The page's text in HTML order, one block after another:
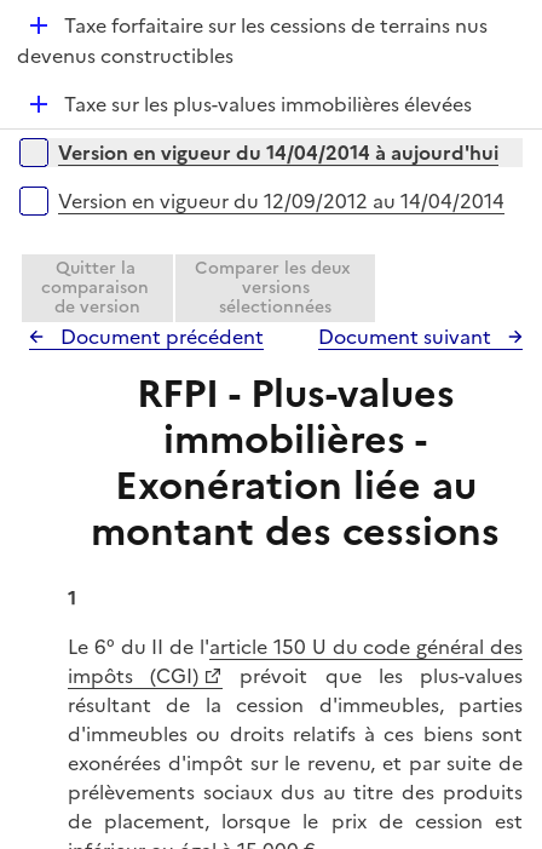
i
D
é
e
r
Taxe forfaitaire sur les cessions de terrains nus
devenus constructibles
D
é
p
e
r
Taxe sur les plus-values immobilières élevées
Versions sur la période
Version en vigueur du 14/04/2014 à aujourd'hui
Version en vigueur du 12/09/2012 au 14/04/2014
Quitter la
comparaison
de version
Comparer les deux
versions
sélectionnées
Document précédent Document suivant
RFPI - Plus-values
immobilières -
Exonération liée au
montant des cessions
1
Le 6° du II de l'article 150 U du code général des
impôts (CGI)
prévoit que les plus-values
résultant de la cession d'immeubles, parties
d'immeubles ou droits relatifs à ces biens sont
exonérées d'impôt sur le revenu, et par suite de
prélèvements sociaux dus au titre des produits
de placement, lorsque le prix de cession est